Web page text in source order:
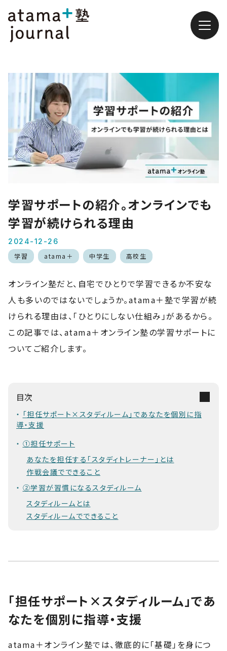
学習サポートの紹介。オンラインでも
学習が続けられる理由
2024-12-26
学習
atama＋ 中学生 高校生
オンライン塾だと、自宅でひとりで学習できるか不安な
人も多いのではないでしょうか。atama＋塾で学習が続
けられる理由は、「ひとりにしない仕組み」があるから。
この記事では、atama＋オンライン塾の学習サポートに
ついてご紹介します。
目次
「担任サポート×スタディルーム」であなたを個別に指
導・支援
①担任サポート
あなたを担任する「スタディトレーナー」とは
作戦会議でできること
②学習が習慣になるスタディルーム
スタディルームとは
スタディルームでできること
「担任サポート×スタディルーム」であ
なたを個別に指導・支援
atama＋オンライン塾では、徹底的に「基礎」を身につ